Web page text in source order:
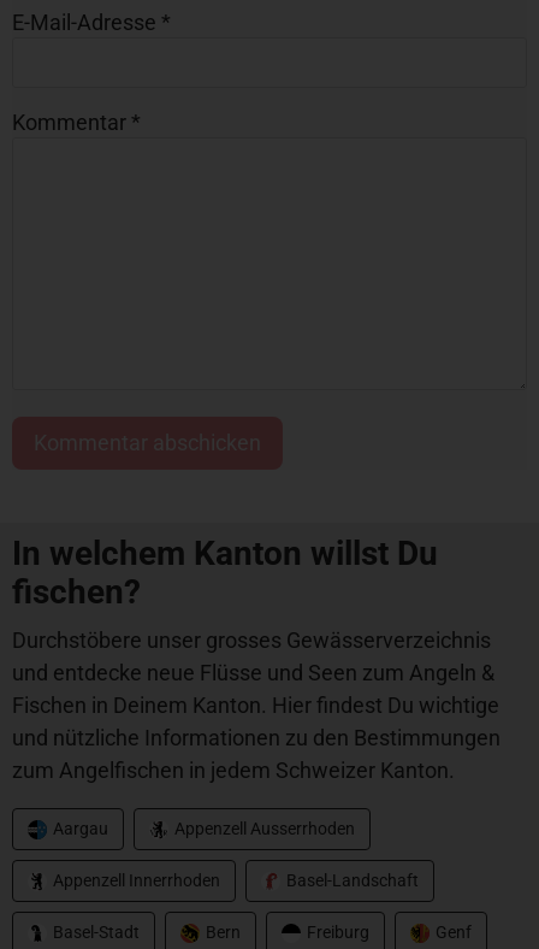
E-Mail-Adresse *
Kommentar *
In welchem Kanton willst Du
fischen?
Durchstöbere unser grosses Gewässerverzeichnis
und entdecke neue Flüsse und Seen zum Angeln &
Fischen in Deinem Kanton. Hier findest Du wichtige
und nützliche Informationen zu den Bestimmungen
zum Angelfischen in jedem Schweizer Kanton.
Aargau Appenzell Ausserrhoden
Appenzell Innerrhoden Basel-Landschaft
Basel-Stadt Bern Freiburg Genf